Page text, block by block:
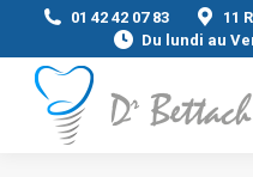
01 42 42 07 83
11
Du lundi au